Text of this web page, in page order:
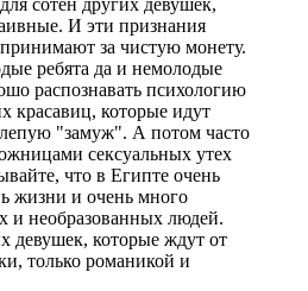
сотен других девушек,
И эти признания
за чистую монету.
ребята да и немолодые
распознавать психологию
красавиц, которые идут
"замуж". А потом часто
сексуальных утех
что в Египте очень
жизни и очень много
и необразованных людей.
девушек, которые ждут от
только романикой и